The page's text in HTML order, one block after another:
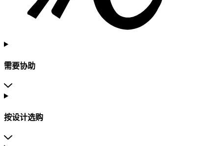
需要协助
按设计选购